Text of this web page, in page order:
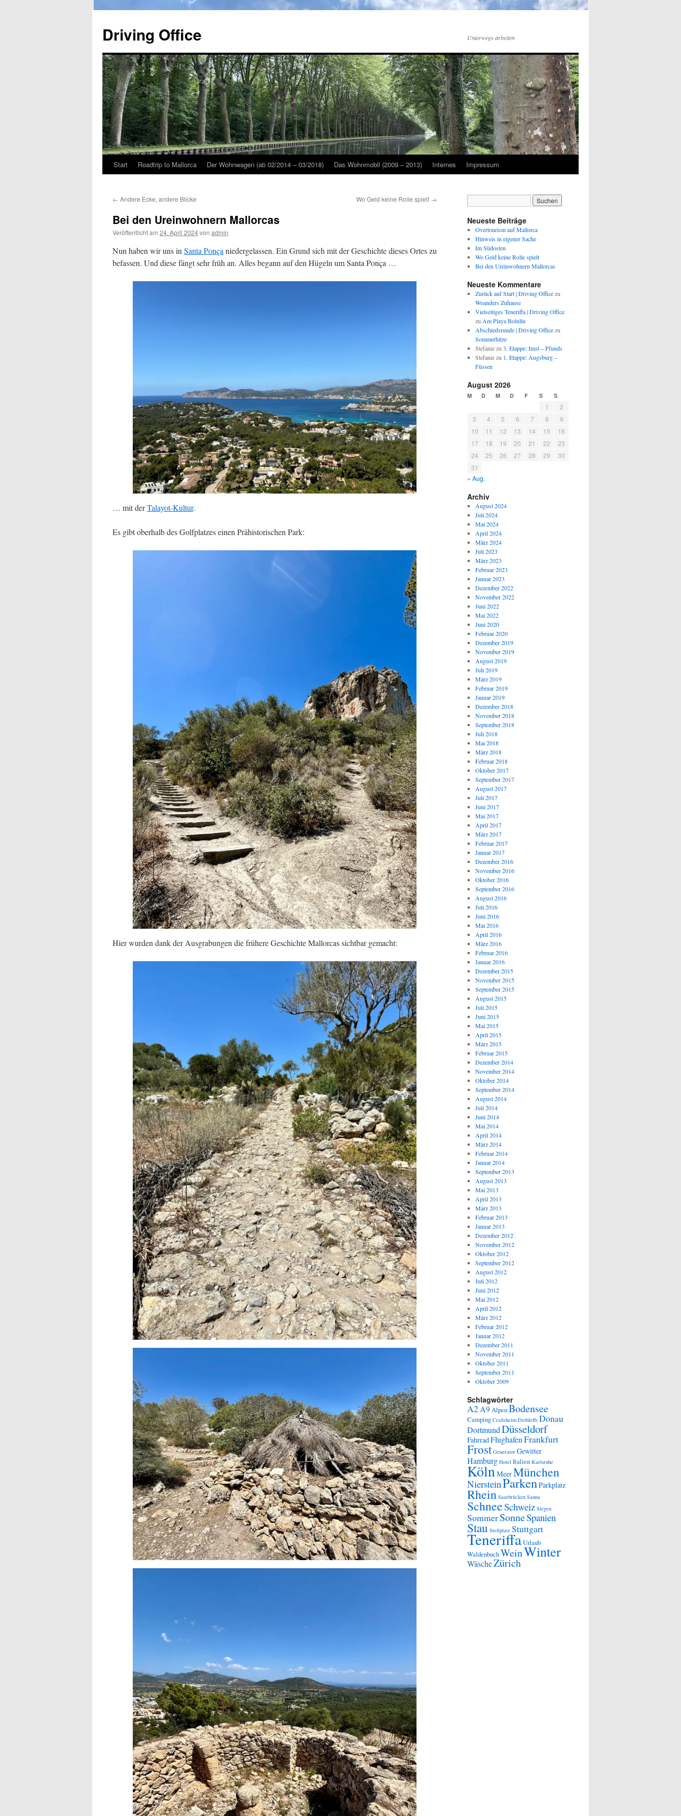
springen
Driving Office Unterwegs arbeiten
Start Roadtrip to Mallorca Der Wohnwagen (ab 02/2014 – 03/2018) Das Wohnmobil (2009 – 2013) Internes Impressum
← Andere Ecke, andere Blicke Wo Geld keine Rolle spielt →
Bei den Ureinwohnern Mallorcas
Veröffentlicht am 24. April 2024von admin
Nun haben wir uns in Santa Ponça niedergelassen. Ein Grund sich mit der Geschichte dieses Ortes zu
befassen. Und diese fängt sehr früh an. Alles begann auf den Hügeln um Santa Ponça …
… mit derTalayot-Kultur.
Es gibt oberhalb des Golfplatzes einen Prähistorischen Park:
Hier wurden dank der Ausgrabungen die frühere Geschichte Mallorcas sichtbar gemacht:
Neueste Beiträge
Overtourism auf Mallorca
Hinweis in eigener Sache
Im Südosten
Wo Geld keine Rolle spielt
Bei den Ureinwohnern Mallorcas
Neueste Kommentare
Zurück auf Start | Driving Officezu
Woanders Zuhause
Vielseitiges Teneriffa | Driving Office
zu Am Playa Bolullu
Abschiedsrunde | Driving Officezu
Sommerhitze
Stefaniezu 3. Etappe: Imst – Pfunds
Stefaniezu 1. Etappe: Augsburg –
Füssen
August 2026
M D M D F S S
1
2
3
4 5 6 7 8
9
10
11 12 13 14 15
16
17
18 19 20 21 22
23
24
25 26 27 28 29
30
31
« Aug.
Archiv
August 2024
Juli 2024
Mai 2024
April 2024
März 2024
Juli 2023
März 2023
Februar 2023
Januar 2023
Dezember 2022
November 2022
Juni 2022
Mai 2022
Juni 2020
Februar 2020
Dezember 2019
November 2019
August 2019
Juli 2019
März 2019
Februar 2019
Januar 2019
Dezember 2018
November 2018
September 2018
Juli 2018
Mai 2018
März 2018
Februar 2018
Oktober 2017
September 2017
August 2017
Juli 2017
Juni 2017
Mai 2017
April 2017
März 2017
Februar 2017
Januar 2017
Dezember 2016
November 2016
Oktober 2016
September 2016
August 2016
Juli 2016
Juni 2016
Mai 2016
April 2016
März 2016
Februar 2016
Januar 2016
Dezember 2015
November 2015
September 2015
August 2015
Juli 2015
Juni 2015
Mai 2015
April 2015
März 2015
Februar 2015
Dezember 2014
November 2014
Oktober 2014
September 2014
August 2014
Juli 2014
Juni 2014
Mai 2014
April 2014
März 2014
Februar 2014
Januar 2014
September 2013
August 2013
Mai 2013
April 2013
März 2013
Februar 2013
Januar 2013
Dezember 2012
November 2012
Oktober 2012
September 2012
August 2012
Juli 2012
Juni 2012
Mai 2012
April 2012
März 2012
Februar 2012
Januar 2012
Dezember 2011
November 2011
Oktober 2011
September 2011
Oktober 2009
Schlagwörter
A2A9AlpenBodensee
Camping Crailsheim Dethleffs Donau
DortmundDüsseldorf
FahrradFlughafenFrankfurt
Frost Generator Gewitter
Hamburg Hotel Italien Karlsruhe
KölnMeerMünchen
NiersteinParkenParkplatz
Rhein Saarbrücken Sauna
SchneeSchweiz Siegen
SommerSonneSpanien
Stau Stellplatz Stuttgart
TeneriffaUrlaub
WaldenbuchWeinWinter
WäscheZürich